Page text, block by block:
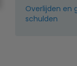
Overlijden en
schulden